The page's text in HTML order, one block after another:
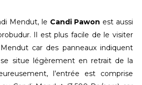
Mendut, le Candi Pawon est aussi
Il est plus facile de le visiter
car des panneaux indiquent
situe légèrement en retrait de la
l’entrée est comprise